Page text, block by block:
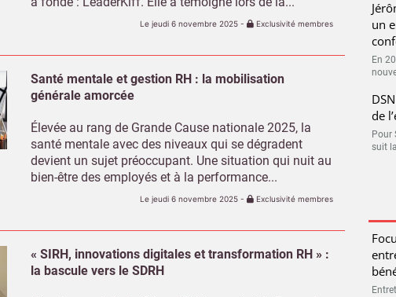
Le jeudi 6 novembre 2025 - Exclusivité membres
Santé mentale et gestion RH : la mobilisation
générale amorcée
Élevée au rang de Grande Cause nationale 2025, la
santé mentale avec des niveaux qui se dégradent
devient un sujet préoccupant. Une situation qui nuit au
bien-être des employés et à la performance...
Le jeudi 6 novembre 2025 - Exclusivité membres
« SIRH, innovations digitales et transformation RH » :
la bascule vers le SDRH
un
En
de
Pour
suit